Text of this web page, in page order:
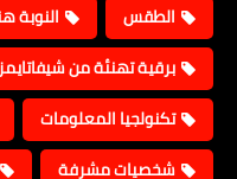
الطقس
النوبة
برقية تهنئة من
تكنولجيا المعلومات
شخصيات مشرفة